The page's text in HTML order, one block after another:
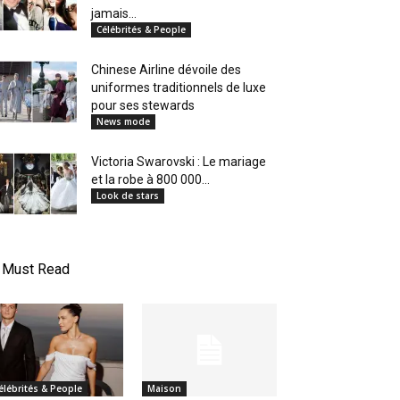
jamais...
Célébrités & People
Chinese Airline dévoile des
uniformes traditionnels de luxe
pour ses stewards
News mode
Victoria Swarovski : Le mariage
et la robe à 800 000...
Look de stars
Must Read
& People Maison